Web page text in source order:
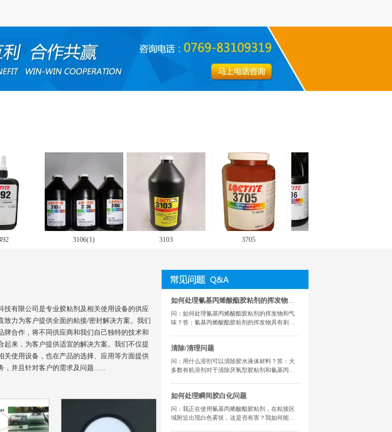
3106(1) 3103 3705
技有限公司是专业胶粘剂及相关使用设备的供应
致力为客户提供全面的粘接/密封解决方案。我们
牌合作，将不同供应商和我们自己独特的技术和
起来，为客户提供适宜的解决方案。我们不仅提
关使用设备，也在产品的选择、应用等方面提供
，并且针对客户的需求及问题......
如何处理氰基丙烯酸酯胶粘剂的挥发物和气味？
问：如何处理氰基丙烯酸酯胶粘剂的挥发物和气
味？答：氰基丙烯酸酯胶粘剂的挥发物具有刺激
品可以用来减低刺激性气味的问题。
清除/清理问题
问：用什么溶剂可以清除胶水液体材料？答：大
多数有机溶剂对于清除厌氧型胶粘剂和氰基丙烯
剂。
如何处理瞬间胶白化问题
问：我正在使用氰基丙烯酸酯胶粘剂，在粘接区
域附近出现白色雾状，这是否有害？我如何能够